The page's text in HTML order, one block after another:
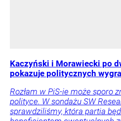
Kaczyński i Morawiecki po
pokazuje politycznych
Rozłam w PiS-ie może sporo
polityce. W sondażu SW
sprawdziliśmy, która partia